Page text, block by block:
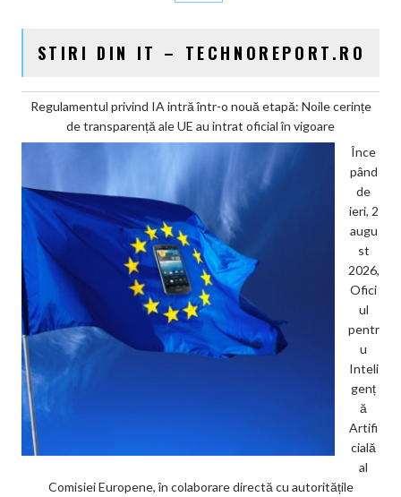
STIRI DIN IT – TECHNOREPORT.RO
Regulamentul privind IA intră într-o nouă etapă: Noile cerințe
de transparență ale UE au intrat oficial în vigoare
Înce
pând
de
ieri, 2
augu
st
2026,
Ofici
ul
pentr
u
Inteli
genț
ă
Artifi
cială
al
Comisiei Europene, în colaborare directă cu autoritățile